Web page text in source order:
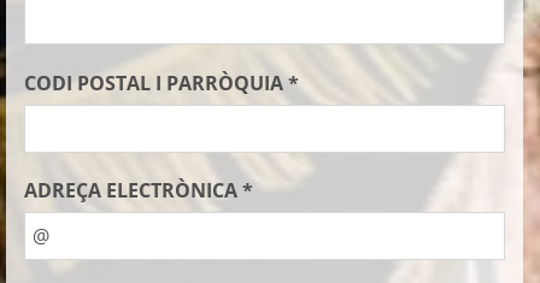
CODI POSTAL I PARRÒQUIA *
ADREÇA ELECTRÒNICA *